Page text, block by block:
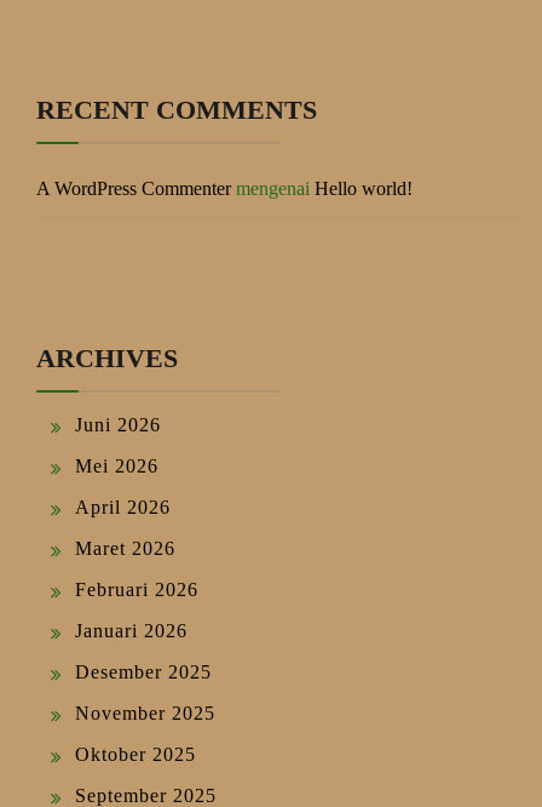
RECENT COMMENTS
A WordPress Commentermengenai Hello world!
ARCHIVES
Juni 2026
Mei 2026
April 2026
Maret 2026
Februari 2026
Januari 2026
Desember 2025
November 2025
Oktober 2025
September 2025